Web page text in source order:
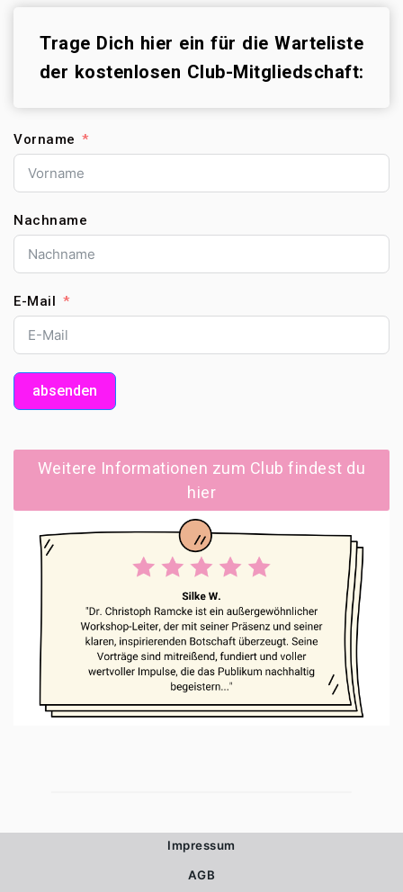
Trage Dich hier ein für die Warteliste
der kostenlosen Club-Mitgliedschaft:
Vorname
Nachname
E-Mail
absenden
Weitere Informationen zum Club findest du
hier
Impressum
AGB